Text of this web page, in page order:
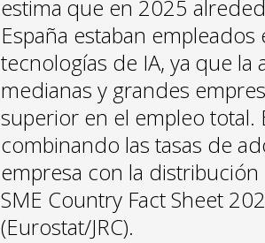
estima que en 2025
España estaban
tecnologías de IA, ya que
medianas y grandes
superior en el empleo total.
combinando las tasas de
empresa con la
SME Country Fact Sheet
(Eurostat/JRC).